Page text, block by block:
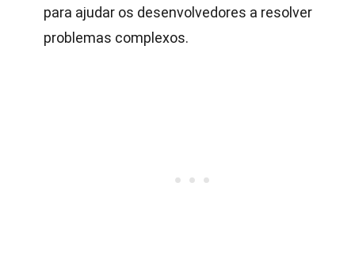
para ajudar os desenvolvedores a resolver
problemas complexos.